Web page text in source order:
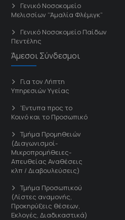
Γενικό Νοσοκομείο
Μελισσίων “Άμαλία Φλέμιγκ”
Γενικό Νοσοκομείο Παίδων
Πεντέλης
Άμεσοι Σύνδεσμοι
Για τον Λήπτη
Υπηρεσιών Υγείας
'Εντυπα προς το
Κοινό και το Προσωπικό
Τμήμα Προμηθειών
(Διαγωνισμοί-
Μικροπρομήθειες-
Απευθείας Αναθέσεις
κλπ / Διαβουλεύσεις)
Τμήμα Προσωπικού
(Λίστες αναμονής,
Προκηρύξεις θέσεων,
Εκλογές, Διαδικαστικά)